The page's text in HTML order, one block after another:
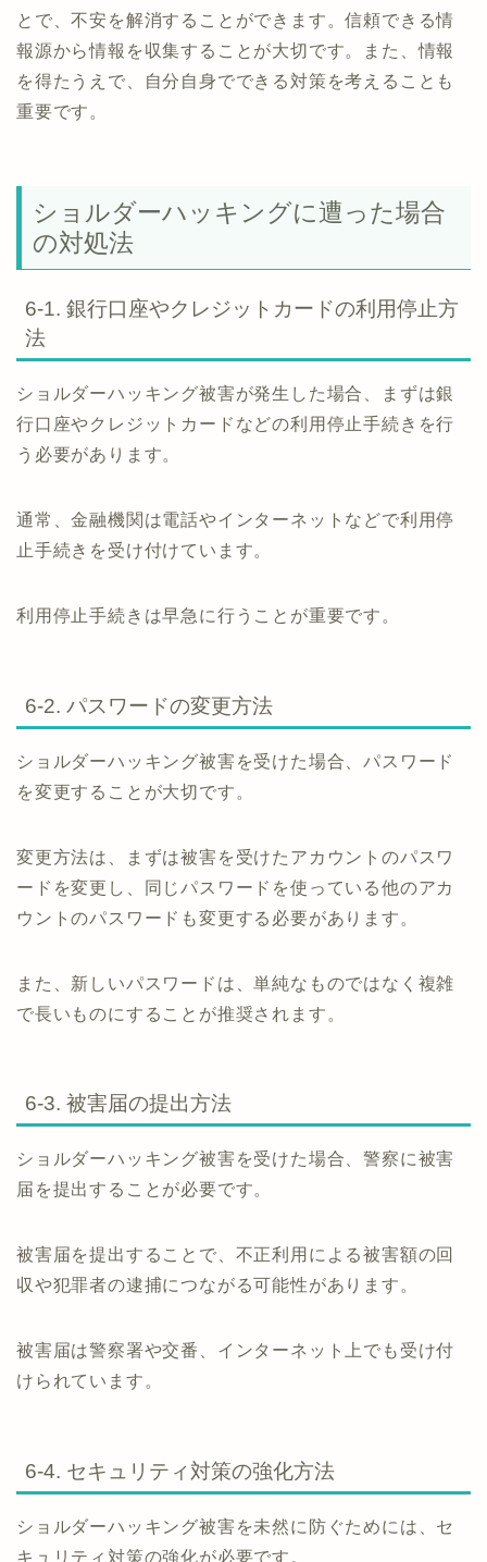
とで、不安を解消することができます。信頼できる情
報源から情報を収集することが大切です。また、情報
を得たうえで、自分自身でできる対策を考えることも
重要です。
ショルダーハッキングに遭った場合
の対処法
6-1. 銀行口座やクレジットカードの利用停止方
法
ショルダーハッキング被害が発生した場合、まずは銀
行口座やクレジットカードなどの利用停止手続きを行
う必要があります。
通常、金融機関は電話やインターネットなどで利用停
止手続きを受け付けています。
利用停止手続きは早急に行うことが重要です。
6-2. パスワードの変更方法
ショルダーハッキング被害を受けた場合、パスワード
を変更することが大切です。
変更方法は、まずは被害を受けたアカウントのパスワ
ードを変更し、同じパスワードを使っている他のアカ
ウントのパスワードも変更する必要があります。
また、新しいパスワードは、単純なものではなく複雑
で長いものにすることが推奨されます。
6-3. 被害届の提出方法
ショルダーハッキング被害を受けた場合、警察に被害
届を提出することが必要です。
被害届を提出することで、不正利用による被害額の回
収や犯罪者の逮捕につながる可能性があります。
被害届は警察署や交番、インターネット上でも受け付
けられています。
6-4. セキュリティ対策の強化方法
ショルダーハッキング被害を未然に防ぐためには、セ
キュリティ対策の強化が必要です。